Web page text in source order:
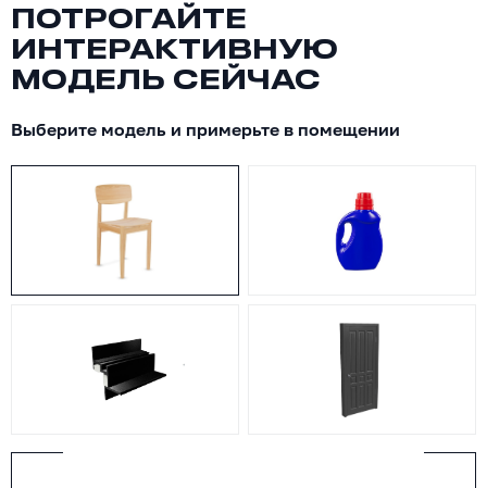
ПОТРОГАЙТЕ
ИНТЕРАКТИВНУЮ
МОДЕЛЬ СЕЙЧАС
Выберите модель и примерьте в помещении